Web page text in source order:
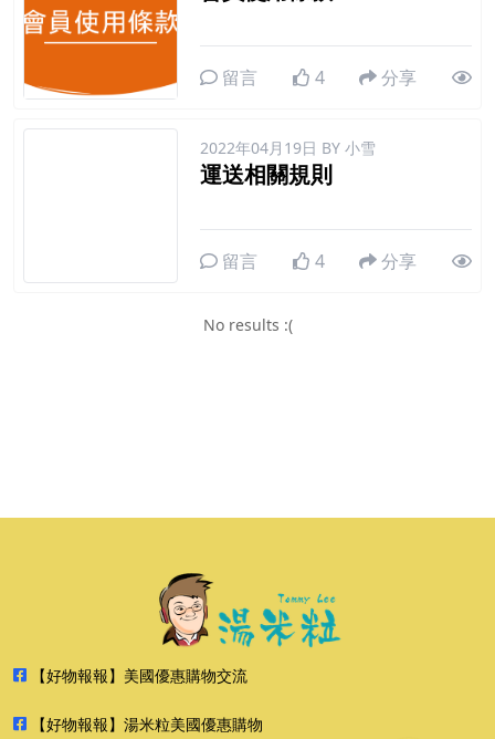
留言 4 分享
2022年04月19日 BY 小雪
運送相關規則
留言 4 分享
No results :(
【好物報報】美國優惠購物交流
【好物報報】湯米粒美國優惠購物